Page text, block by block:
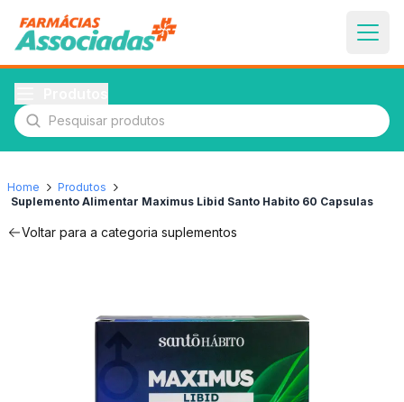
Pesquisar produtos
Home
Produtos
Suplemento Alimentar Maximus Libid Santo Habito 60 Capsulas
Voltar para a categoria suplementos